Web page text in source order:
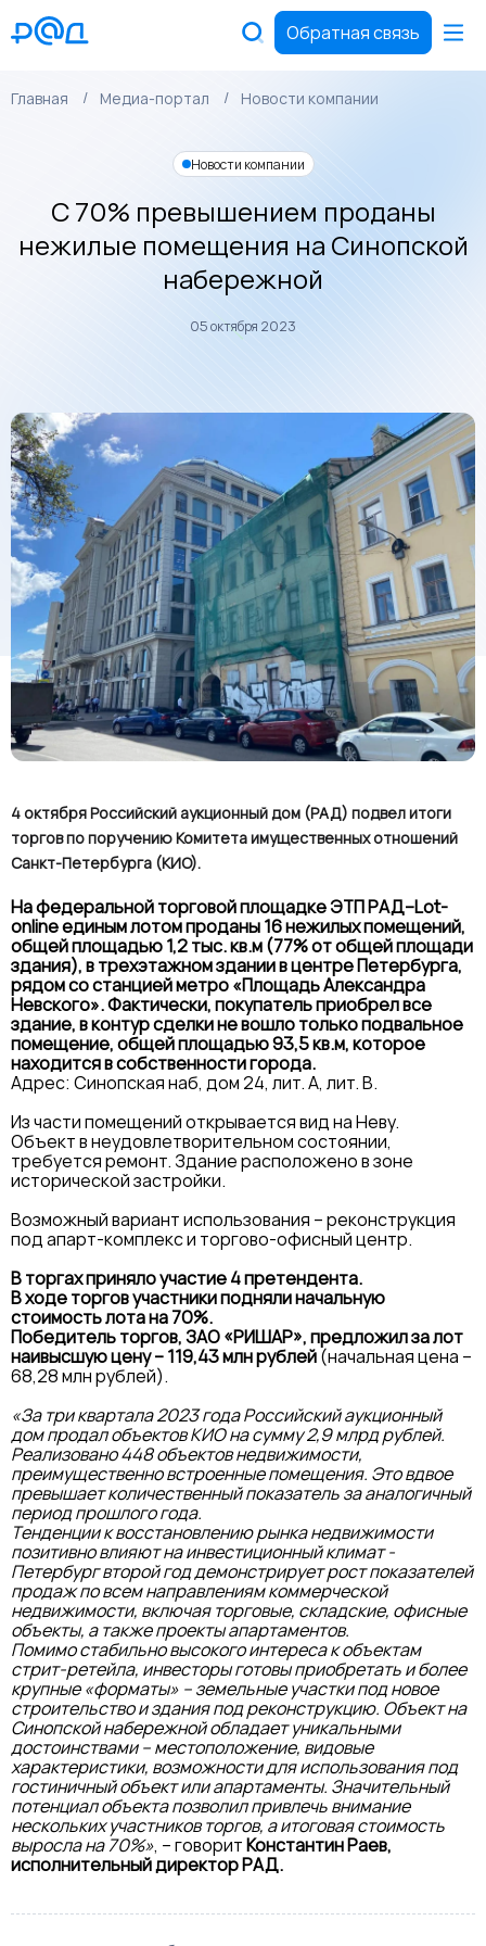
Обратная связь
Главная Медиа-портал Новости компании
Новости компании
С 70% превышением проданы
нежилые помещения на Синопской
набережной
05 октября 2023
4 октября Российский аукционный дом (РАД) подвел итоги
торгов по поручению Комитета имущественных отношений
Санкт-Петербурга (КИО).
На федеральной торговой площадке ЭТП РАД–Lot-
online единым лотом проданы 16 нежилых помещений,
общей площадью 1,2 тыс. кв.м (77% от общей площади
здания), в трехэтажном здании в центре Петербурга,
рядом со станцией метро «Площадь Александра
Невского». Фактически, покупатель приобрел все
здание, в контур сделки не вошло только подвальное
помещение, общей площадью 93,5 кв.м, которое
находится в собственности города.
Адрес: Синопская наб, дом 24, лит. А, лит. В.
Из части помещений открывается вид на Неву.
Объект в неудовлетворительном состоянии,
требуется ремонт. Здание расположено в зоне
исторической застройки.
Возможный вариант использования – реконструкция
под апарт-комплекс и торгово-офисный центр.
В торгах приняло участие 4 претендента.
В ходе торгов участники подняли начальную
стоимость лота на 70%.
Победитель торгов, ЗАО «РИШАР», предложил за лот
наивысшую цену – 119,43 млн рублей(начальная цена –
68,28 млн рублей).
«За три квартала 2023 года Российский аукционный
дом продал объектов КИО на сумму 2,9 млрд рублей.
Реализовано 448 объектов недвижимости,
преимущественно встроенные помещения. Это вдвое
превышает количественный показатель за аналогичный
период прошлого года.
Тенденции к восстановлению рынка недвижимости
позитивно влияют на инвестиционный климат -
Петербург второй год демонстрирует рост показателей
продаж по всем направлениям коммерческой
недвижимости, включая торговые, складские, офисные
объекты, а также проекты апартаментов.
Помимо стабильно высокого интереса к объектам
стрит-ретейла, инвесторы готовы приобретать и более
крупные «форматы» – земельные участки под новое
строительство и здания под реконструкцию. Объект на
Синопской набережной обладает уникальными
достоинствами – местоположение, видовые
характеристики, возможности для использования под
гостиничный объект или апартаменты. Значительный
потенциал объекта позволил привлечь внимание
нескольких участников торгов, а итоговая стоимость
выросла на 70%», – говоритКонстантин Раев,
исполнительный директор РАД.